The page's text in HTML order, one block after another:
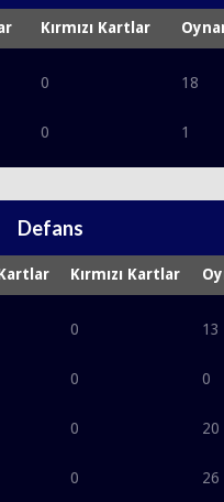
Kırmızı Kartlar
0 18
0 1
Defans
Kırmızı Kartlar
0 13
0 0
0 20
0 26